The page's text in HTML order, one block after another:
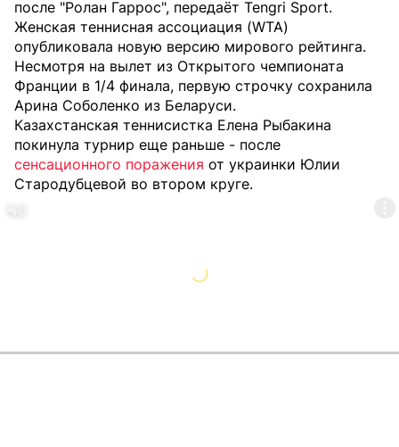
после "Ролан Гаррос", передаёт Tengri Sport.
Женская теннисная ассоциация (WTA)
опубликовала новую версию мирового рейтинга.
Несмотря на вылет из Открытого чемпионата
Франции в 1/4 финала, первую строчку сохранила
Арина Соболенко из Беларуси.
Казахстанская теннисистка Елена Рыбакина
покинула турнир еще раньше - после
сенсационного поражения от украинки Юлии
Стародубцевой во втором круге.